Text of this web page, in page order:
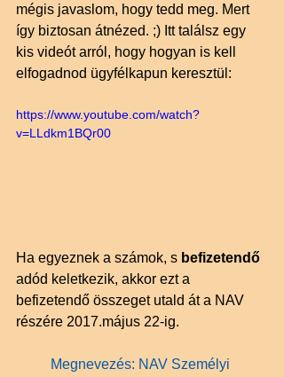
mégis javaslom, hogy tedd meg. Mert
így biztosan átnézed. ;) Itt találsz egy
kis videót arról, hogy hogyan is kell
elfogadnod ügyfélkapun keresztül:
https://www.youtube.com/watch?
v=LLdkm1BQr00
Ha egyeznek a számok, s befizetendő
adód keletkezik, akkor ezt a
befizetendő összeget utald át a NAV
részére 2017.május 22-ig.
Megnevezés: NAV Személyi